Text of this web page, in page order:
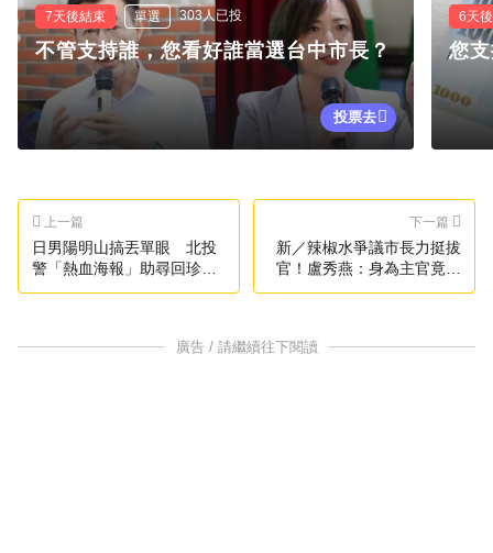
7天後結束 單選 303人已投
不管支持誰，您看好誰當選台中市長？
投票去
6天
您
上一篇
日男陽明山搞丟單眼 北投
警「熱血海報」助尋回珍貴
回憶
下一篇
新／辣椒水爭議市長力挺拔
官！盧秀燕：身為主官竟沒
坦誠
廣告 / 請繼續往下閱讀